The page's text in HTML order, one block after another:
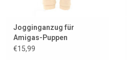
Jogginganzug für
Amigas-Puppen
€15,99